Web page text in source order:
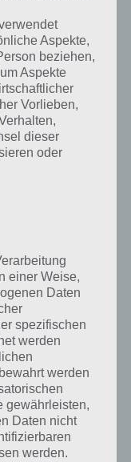
ein Auto mit der
dem camaro
weicht es aus (wenn
Aspekte,
beziehen,
Aspekte
Vorlieben,
dieser
oder
einer Weise,
Daten
spezifischen
werden
werden
gewährleisten,
Daten nicht
werden.